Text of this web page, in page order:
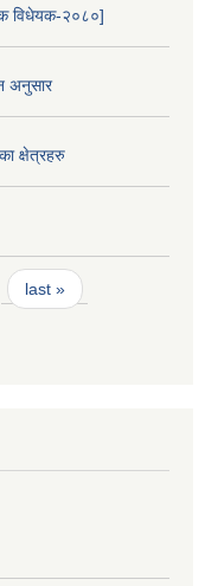
विधेयक-२०८०]
अनुसार
क्षेत्रहरु
last »